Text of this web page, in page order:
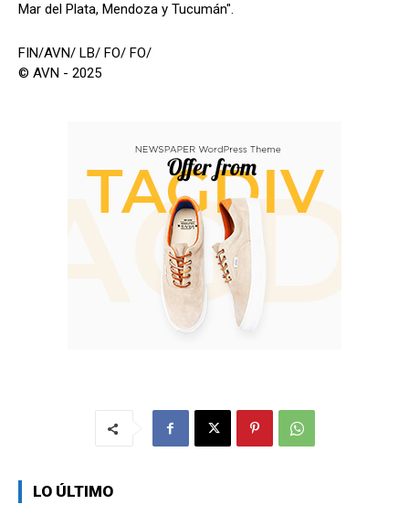
Mar del Plata, Mendoza y Tucumán".
FIN/AVN/ LB/ FO/ FO/
© AVN - 2025
LO ÚLTIMO